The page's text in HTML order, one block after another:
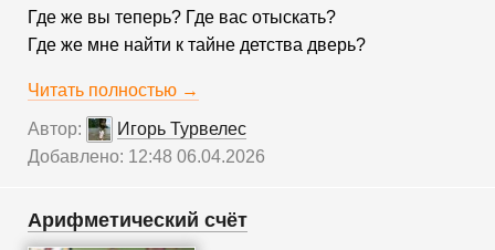
Где же вы теперь? Где вас отыскать?
Где же мне найти к тайне детства дверь?
Читать полностью →
Автор:
Игорь Турвелес
Добавлено: 12:48 06.04.2026
Арифметический счёт